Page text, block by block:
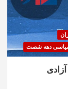
سیاسی دهه شصت